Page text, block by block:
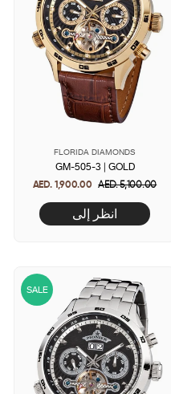
FLORIDA DIAMONDS
GM-505-3 | GOLD
AED. 1,900.00 Regular
price
AED. 5,100.00Sale
انظر إلى
SALE